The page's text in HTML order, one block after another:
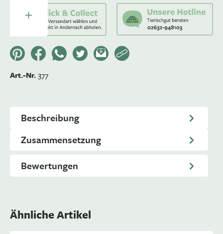
Art.-Nr.377
Beschreibung
Zusammensetzung
Bewertungen
Ähnliche Artikel